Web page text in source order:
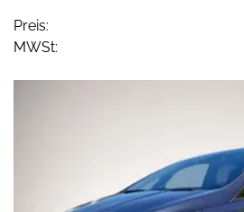
Preis:
MWSt: